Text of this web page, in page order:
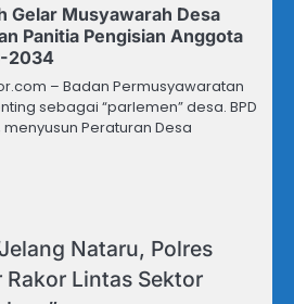
Gelar Musyawarah Desa
Panitia Pengisian Anggota
2034
– Badan Permusyawaratan
sebagai “parlemen” desa. BPD
Peraturan Desa
Nataru, Polres
Rakor Lintas Sektor